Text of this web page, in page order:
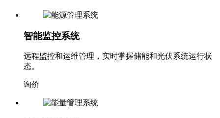
智能监控系统
远程监控和运维管理，实时掌握储能和光伏系统运行状
态。
询价